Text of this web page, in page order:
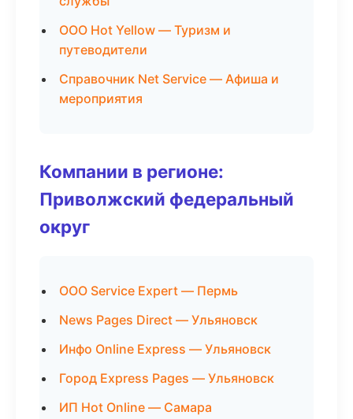
ООО Hot Yellow — Туризм и
путеводители
Справочник Net Service — Афиша и
мероприятия
Компании в регионе:
Приволжский федеральный
округ
ООО Service Expert — Пермь
News Pages Direct — Ульяновск
Инфо Online Express — Ульяновск
Город Express Pages — Ульяновск
ИП Hot Online — Самара